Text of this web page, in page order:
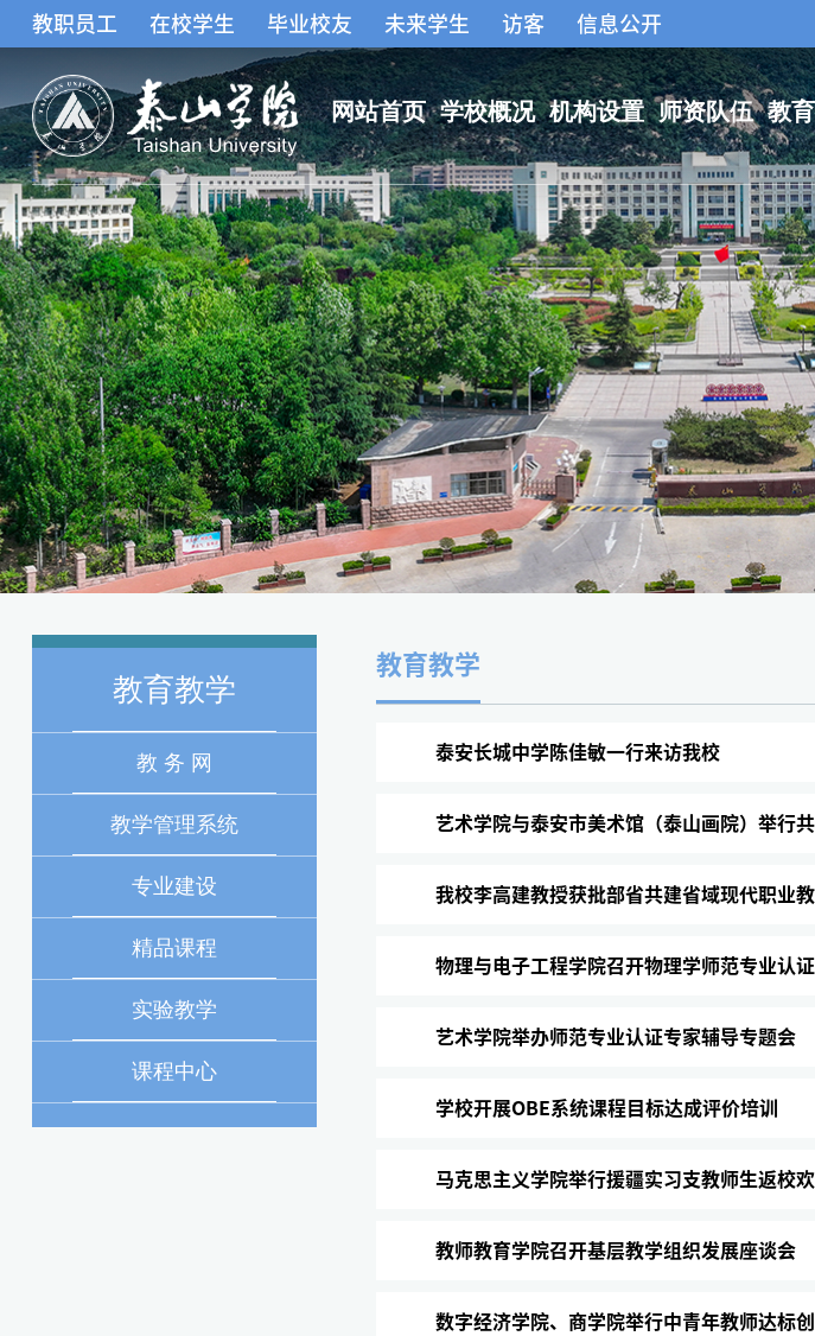
教职员工 在校学生 毕业校友 未来学生 访客 信息公开
网站首页 学校概况 机构设置 师资队伍 教
教育教学
教 务 网
教学管理系统
专业建设
精品课程
实验教学
课程中心
教育教学
泰安长城中学陈佳敏一行来访我校
艺术学院与泰安市美术馆（泰山画院）举行
我校李高建教授获批部省共建省域现代职业
物理与电子工程学院召开物理学师范专业认
艺术学院举办师范专业认证专家辅导专题会
学校开展OBE系统课程目标达成评价培训
马克思主义学院举行援疆实习支教师生返校
教师教育学院召开基层教学组织发展座谈会
数字经济学院、商学院举行中青年教师达标